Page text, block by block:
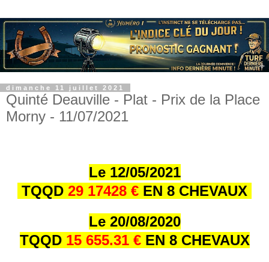
dimanche 11 juillet 2021
Quinté Deauville - Plat - Prix de la Place
Morny - 11/07/2021
Le 12/05/2021
TQQD 29 17428 € EN 8 CHEVAUX
Le 20/08/2020
TQQD 15 655.31 € EN 8 CHEVAUX